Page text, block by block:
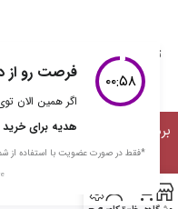
تهران، طرشت شمالی، خ محمد
برداشت مطالب با ذکر منبع